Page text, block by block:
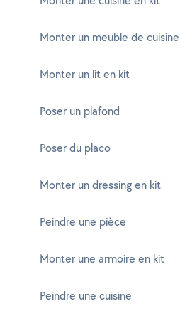
Monter un meuble de
Monter un lit en kit
Poser un plafond
Poser du placo
Monter un dressing en kit
Peindre une pièce
Monter une armoire en kit
Peindre une cuisine